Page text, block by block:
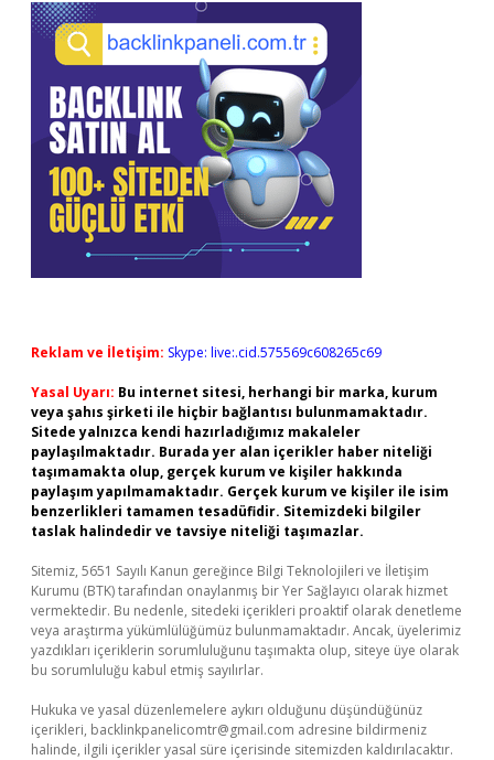
Reklam ve İletişim: Skype: live:.cid.575569c608265c69
Yasal Uyarı: Bu internet sitesi, herhangi bir marka, kurum
veya şahıs şirketi ile hiçbir bağlantısı bulunmamaktadır.
Sitede yalnızca kendi hazırladığımız makaleler
paylaşılmaktadır. Burada yer alan içerikler haber niteliği
taşımamakta olup, gerçek kurum ve kişiler hakkında
paylaşım yapılmamaktadır. Gerçek kurum ve kişiler ile isim
benzerlikleri tamamen tesadüfidir. Sitemizdeki bilgiler
taslak halindedir ve tavsiye niteliği taşımazlar.
Sitemiz, 5651 Sayılı Kanun gereğince Bilgi Teknolojileri ve İletişim
Kurumu (BTK) tarafından onaylanmış bir Yer Sağlayıcı olarak hizmet
vermektedir. Bu nedenle, sitedeki içerikleri proaktif olarak denetleme
veya araştırma yükümlülüğümüz bulunmamaktadır. Ancak, üyelerimiz
yazdıkları içeriklerin sorumluluğunu taşımakta olup, siteye üye olarak
bu sorumluluğu kabul etmiş sayılırlar.
Hukuka ve yasal düzenlemelere aykırı olduğunu düşündüğünüz
içerikleri, backlinkpanelicomtr@gmail.com adresine bildirmeniz
halinde, ilgili içerikler yasal süre içerisinde sitemizden kaldırılacaktır.